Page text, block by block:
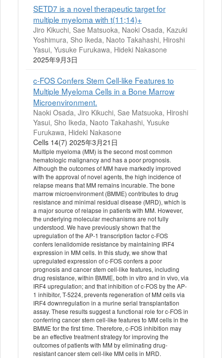
SETD7 is a novel therapeutic target for
multiple myeloma with t(11;14)+
Jiro Kikuchi, Sae Matsuoka, Naoki Osada, Kazuki
Yoshimura, Sho Ikeda, Naoto Takahashi, Hiroshi
Yasui, Yusuke Furukawa, Hideki Nakasone
2025年9月3日
c-FOS Confers Stem Cell-like Features to
Multiple Myeloma Cells in a Bone Marrow
Microenvironment.
Naoki Osada, Jiro Kikuchi, Sae Matsuoka, Hiroshi
Yasui, Sho Ikeda, Naoto Takahashi, Yusuke
Furukawa, Hideki Nakasone
Cells 14(7) 2025年3月21日
Multiple myeloma (MM) is the second most common
hematologic malignancy and has a poor prognosis.
Although the outcomes of MM have markedly improved
with the approval of novel agents, the high incidence of
relapse means that MM remains incurable. The bone
marrow microenvironment (BMME) contributes to drug
resistance and minimal residual disease (MRD), which is
a major source of relapse in patients with MM. However,
the underlying molecular mechanisms are not fully
understood. We have previously shown that the
upregulation of the AP-1 transcription factor c-FOS
confers lenalidomide resistance by maintaining IRF4
expression in MM cells. In this study, we show that
upregulated expression of c-FOS confers a poor
prognosis and cancer stem cell-like features, including
drug resistance, within BMME, both in vitro and in vivo, via
IRF4 upregulation; and that inhibition of c-FOS by the AP-
1 inhibitor, T-5224, prevents regeneration of MM cells via
IRF4 downregulation in a murine serial transplantation
assay. These results suggest a functional role for c-FOS in
conferring cancer stem cell-like features to MM cells in the
BMME for the first time. Therefore, c-FOS inhibition may
be an effective treatment strategy for improving the
outcomes of patients with MM by eliminating drug-
resistant cancer stem cell-like MM cells in MRD.